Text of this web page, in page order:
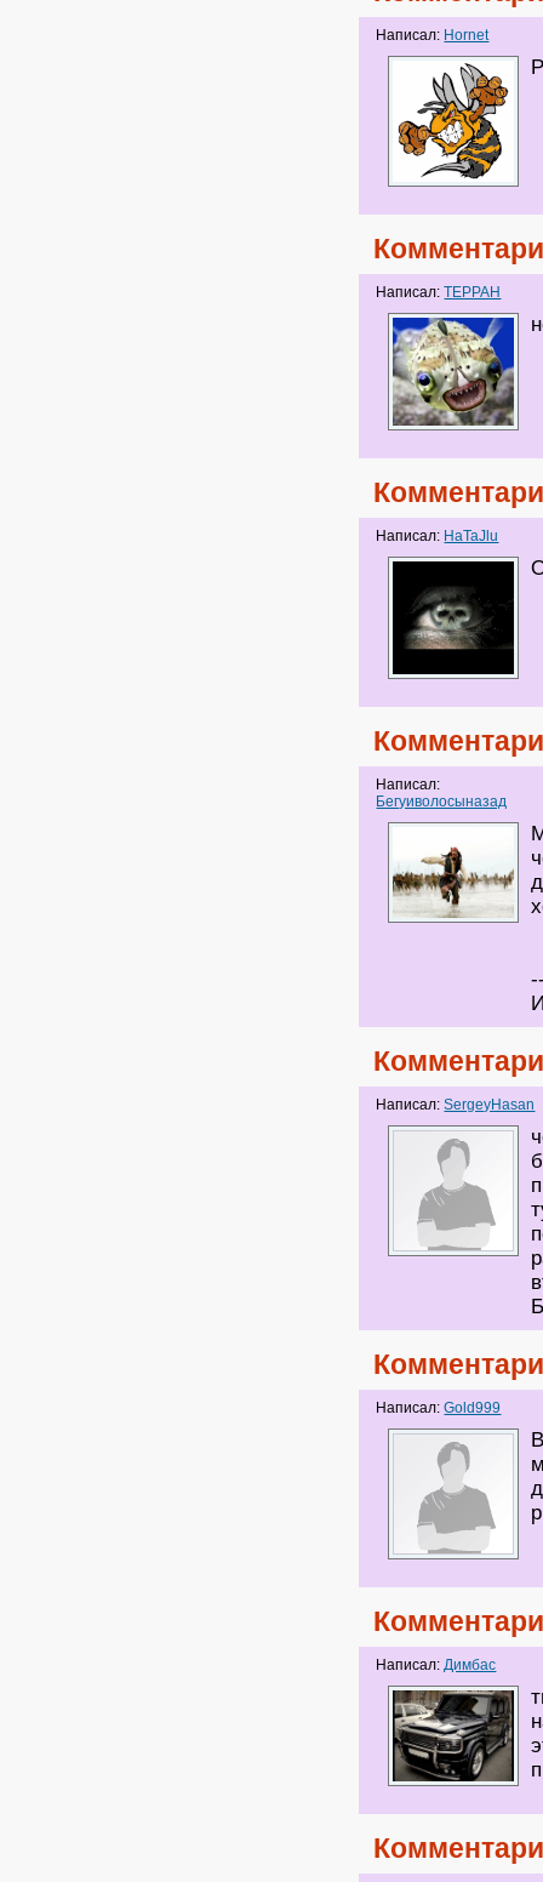
Написал: Hornet
Написал:ТЕРРАН
Написал: HaTaJlu
Написал:
Бегуиволосыназад
Написал:SergeyHasan
Написал:Gold999
Написал:Димбас